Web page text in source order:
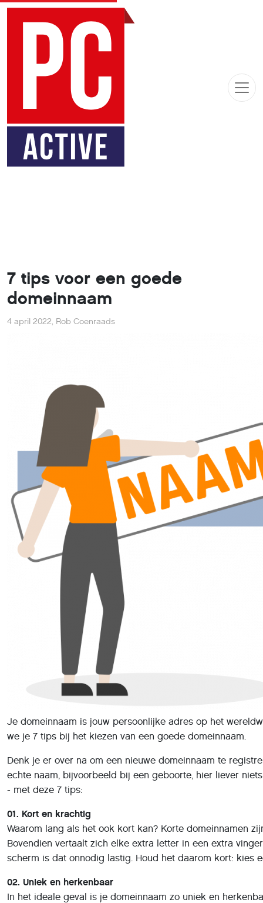
7 tips voor een goede
domeinnaam
4 april 2022, Rob Coenraads
Je domeinnaam is jouw persoonlijke adres op het
we je 7 tips bij het kiezen van een goede domeinnaam.
Denk je er over na om een nieuwe domeinnaam te
echte naam, bijvoorbeeld bij een geboorte, hier liever
- met deze 7 tips:
01. Kort en krachtig
Waarom lang als het ook kort kan? Korte domeinnamen
Bovendien vertaalt zich elke extra letter in een extra
scherm is dat onnodig lastig. Houd het daarom kort: kies
02. Uniek en herkenbaar
In het ideale geval is je domeinnaam zo uniek en